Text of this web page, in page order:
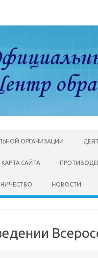
ОРГАНИЗАЦИИ
КАРТА САЙТА
НОВОСТИ